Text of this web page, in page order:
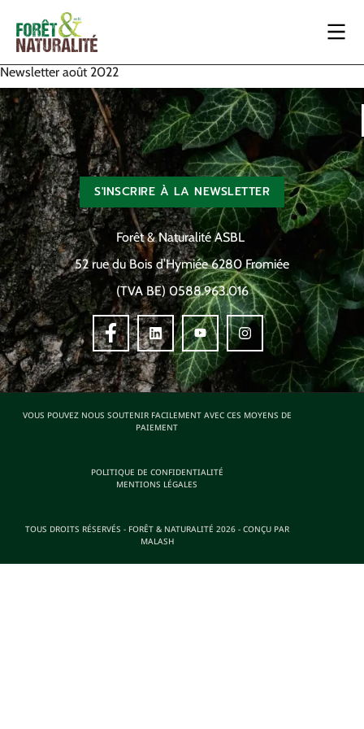
Newsletter août 2022
S'INSCRIRE À LA NEWSLETTER
Forêt & Naturalité ASBL
52 rue du Bois d’Hymiée 6280 Fromiée
(TVA BE) 0588.963.016
TOUS DROITS RÉSERVÉS - FORÊT & NATURALITÉ 2026 - CONÇU PAR
MALASH
POLITIQUE DE CONFIDENTIALITÉ
MENTIONS LÉGALES
VOUS POUVEZ NOUS SOUTENIR FACILEMENT AVEC CES MOYENS DE
PAIEMENT